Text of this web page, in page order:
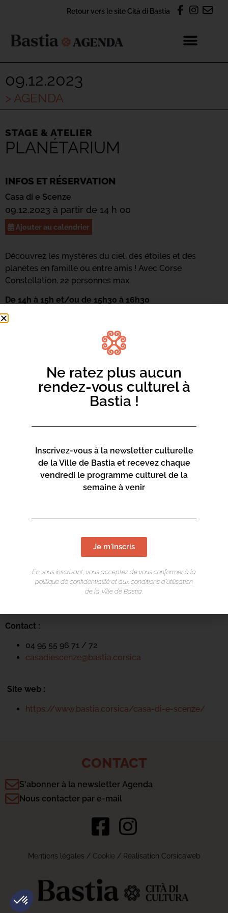
Retour vers le site Cità di Bastia
09.12.2023
> AGENDA
STAGE & ATELIER
PLANÉTARIUM
INFOS ET RÉSERVATION
Casa di e Scenze
09.12.2023 à partir de 14 h 00
Ajouter au calendrier
Découvrez les mystères du ciel, des étoiles et des
planètes en famille ou entre amis ! Avec Corse
Constellation. 22 personnes max.
De 14h à 15h et/ou de 15h30 à 16h30
Réservations au 04 95 55 96 71 –
casadiescenze@bastia.corsica
LIEU DE L'ÉVÉNEMENT
Casa di e Scenze
Rue Pierre et Marie Curie
Contact :
04 95 55 96 71 / 72
casadiescenze@bastia.corsica
Site web :
https://www.bastia.corsica/casa-di-e-scenze/
CONTACT
S'abonner à la newsletter Agenda
Nous contacter par e-mail
Mentions légales / Cookie/ Réalisation Corsicaweb
Ne ratez plus aucun
rendez-vous culturel à
Bastia !
Inscrivez-vous à la newsletter culturelle
de la Ville de Bastia et recevez chaque
vendredi le programme culturel de la
semaine à venir
Je m'inscris
En vous inscrivant, vous acceptez de vous conformer à la
politique de confidentialité et aux conditions d’utilisation
de la Ville de Bastia.